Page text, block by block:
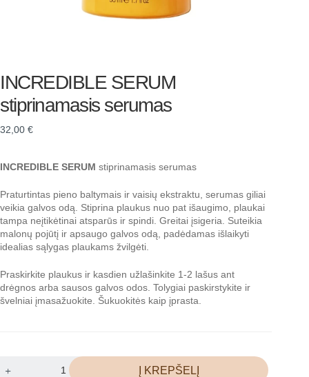
INCREDIBLE SERUM
stiprinamasis serumas
32,00 €
INCREDIBLE SERUM stiprinamasis serumas
Praturtintas pieno baltymais ir vaisių ekstraktu, serumas giliai
veikia galvos odą. Stiprina plaukus nuo pat išaugimo, plaukai
tampa neįtikėtinai atsparūs ir spindi. Greitai įsigeria. Suteikia
malonų pojūtį ir apsaugo galvos odą, padėdamas išlaikyti
idealias sąlygas plaukams žvilgėti.
Praskirkite plaukus ir kasdien užlašinkite 1-2 lašus ant
drėgnos arba sausos galvos odos. Tolygiai paskirstykite ir
švelniai įmasažuokite. Šukuokitės kaip įprasta.
Į KREPŠELĮ